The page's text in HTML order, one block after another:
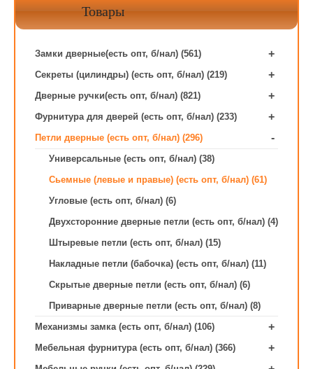
Товары
Замки дверные(есть опт, б/нал) (561) +
Секреты (цилиндры) (есть опт, б/нал) (219) +
Дверные ручки(есть опт, б/нал) (821) +
Фурнитура для дверей (есть опт, б/нал) (233) +
Петли дверные (есть опт, б/нал) (296) -
Универсальные (есть опт, б/нал) (38)
Сьемные (левые и правые) (есть опт, б/нал) (61)
Угловые (есть опт, б/нал) (6)
Двухсторонние дверные петли (есть опт, б/нал) (4)
Штыревые петли (есть опт, б/нал) (15)
Накладные петли (бабочка) (есть опт, б/нал) (11)
Скрытые дверные петли (есть опт, б/нал) (6)
Приварные дверные петли (есть опт, б/нал) (8)
Механизмы замка (есть опт, б/нал) (106)
+
Мебельная фурнитура (есть опт, б/нал) (366) +